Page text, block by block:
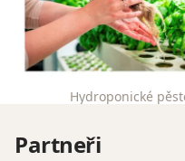
Hydroponické
Partneři